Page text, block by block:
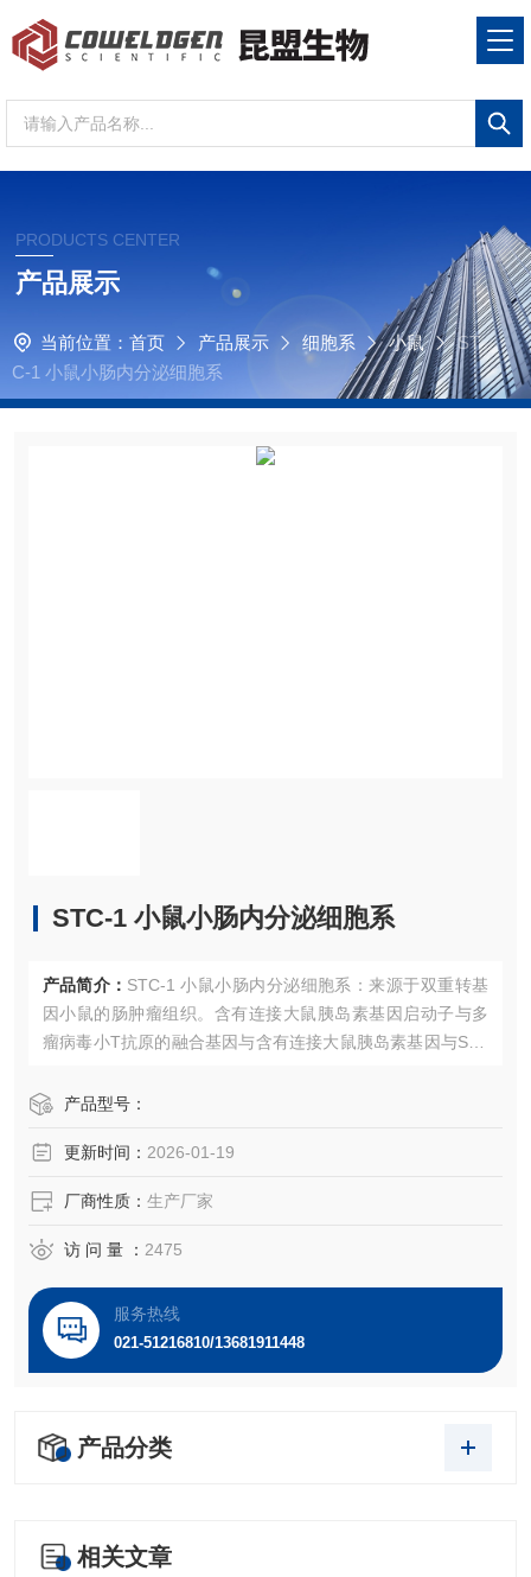
PRODUCTS CENTER
产品展示
当前位置： 首页 产品展示 细胞系 小鼠
ST
C-1 小鼠小肠内分泌细胞系
STC-1 小鼠小肠内分泌细胞系
产品简介： STC-1 小鼠小肠内分泌细胞系：来源于双重转基
因小鼠的肠肿瘤组织。含有连接大鼠胰岛素基因启动子与多
瘤病毒小T抗原的融合基因与含有连接大鼠胰岛素基因与SV4
及胰腺β细胞瘤。STC-1细胞产生激素分泌素。
产品型号：
更新时间： 2026-01-19
厂商性质： 生产厂家
访 问 量 ： 2475
服务热线
021-51216810/13681911448
产品分类
相关文章